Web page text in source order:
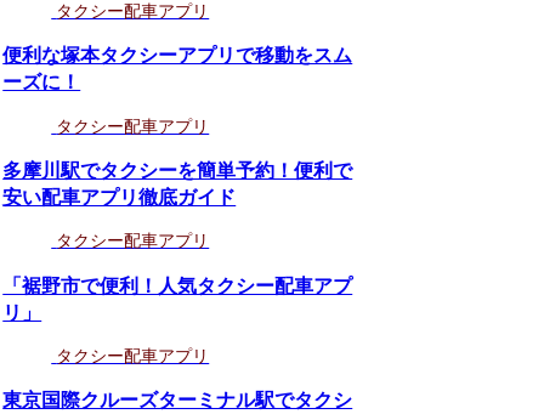
タクシー配車アプリ
便利な塚本タクシーアプリで移動をスム
ーズに！
タクシー配車アプリ
多摩川駅でタクシーを簡単予約！便利で
安い配車アプリ徹底ガイド
タクシー配車アプリ
「裾野市で便利！人気タクシー配車アプ
リ」
タクシー配車アプリ
東京国際クルーズターミナル駅でタクシ